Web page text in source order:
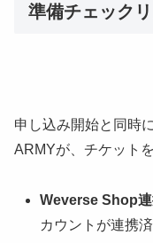
準備チェック
申し込み開始と同時
ARMYが、チケット
Weverse Shop
カウントが連携